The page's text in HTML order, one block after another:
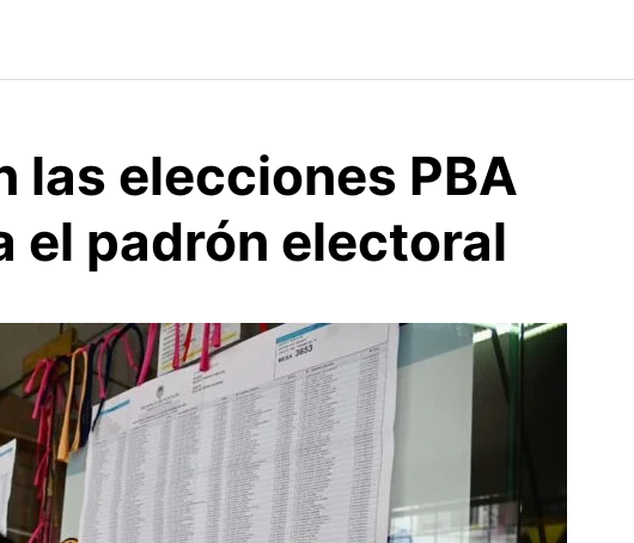
las elecciones PBA
el padrón electoral